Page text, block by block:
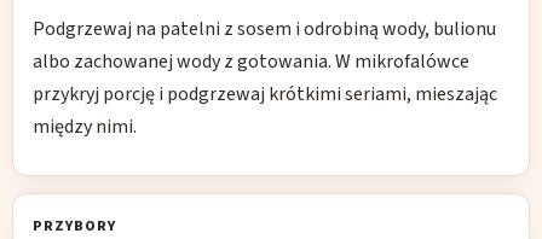
Podgrzewaj na patelni z sosem i odrobiną wody, bulionu
albo zachowanej wody z gotowania. W mikrofalówce
przykryj porcję i podgrzewaj krótkimi seriami, mieszając
między nimi.
PRZYBORY